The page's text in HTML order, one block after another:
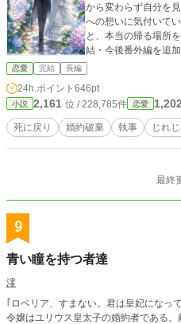
から変わらず自分を
への想いに気付いていく。 これは、自分らしく
と、本当の帰る場所を見つ
結・今後番外編を追加
恋愛 完結 長編
24h.ポイント 646pt
小説 2,161 位 / 228,785件 恋愛 1,202
死に戻り 婚約破棄 執事 じれ
最終
9
青い瞳を持つ者達
澪
｢ロベリア、すまない。君は皇妃になってくれ｣ ロベリア・ヴァレン
令嬢はユリウス皇太子の婚約者である。